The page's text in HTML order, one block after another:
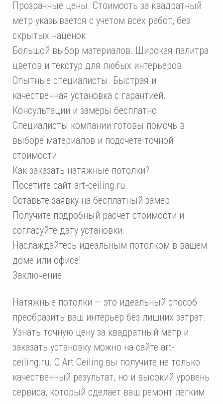
Прозрачные цены. Стоимость за квадратный
метр указывается с учетом всех работ, без
скрытых наценок.
Большой выбор материалов. Широкая палитра
цветов и текстур для любых интерьеров.
Опытные специалисты. Быстрая и
качественная установка с гарантией.
Консультации и замеры бесплатно.
Специалисты компании готовы помочь в
выборе материалов и подсчете точной
стоимости.
Как заказать натяжные потолки?
Посетите сайт art-ceiling.ru.
Оставьте заявку на бесплатный замер.
Получите подробный расчет стоимости и
согласуйте дату установки.
Наслаждайтесь идеальным потолком в вашем
доме или офисе!
Заключение
Натяжные потолки — это идеальный способ
преобразить ваш интерьер без лишних затрат.
Узнать точную цену за квадратный метр и
заказать установку можно на сайте art-
ceiling.ru. С Art Ceiling вы получите не только
качественный результат, но и высокий уровень
сервиса, который сделает ваш ремонт лёгким